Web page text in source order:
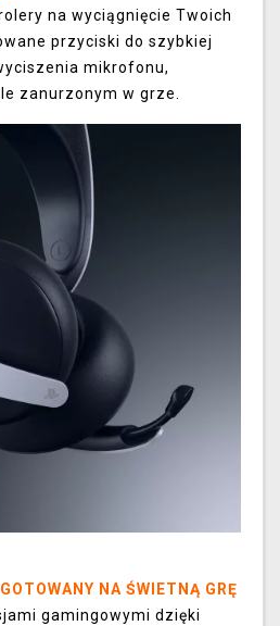
na wyciągnięcie Twoich
przyciski do szybkiej
mikrofonu,
zanurzonym w grze.
NA ŚWIETNĄ GRĘ
gamingowymi dzięki